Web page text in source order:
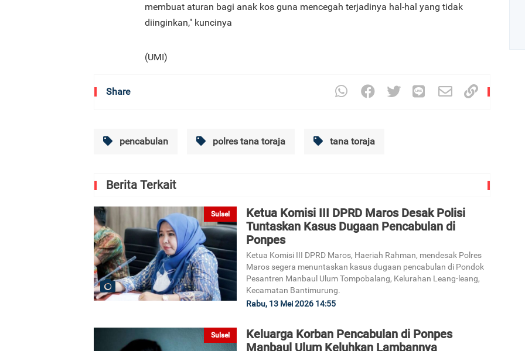
membuat aturan bagi anak kos guna mencegah terjadinya hal-hal yang tidak
diinginkan," kuncinya
(UMI)
Share
pencabulan polres tana toraja tana toraja
Berita Terkait
Sulsel
Ketua Komisi III DPRD Maros Desak Polisi
Tuntaskan Kasus Dugaan Pencabulan di
Ponpes
Ketua Komisi III DPRD Maros, Haeriah Rahman, mendesak Polres
Maros segera menuntaskan kasus dugaan pencabulan di Pondok
Pesantren Manbaul Ulum Tompobalang, Kelurahan Leang-leang,
Kecamatan Bantimurung.
Rabu, 13 Mei 2026 14:55
Sulsel
Keluarga Korban Pencabulan di Ponpes
Manbaul Ulum Keluhkan Lambannya